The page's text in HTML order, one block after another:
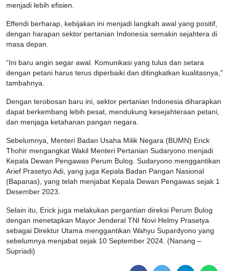
menjadi lebih efisien.
Effendi berharap, kebijakan ini menjadi langkah awal yang positif,
dengan harapan sektor pertanian Indonesia semakin sejahtera di
masa depan.
“Ini baru angin segar awal. Komunikasi yang tulus dan setara
dengan petani harus terus diperbaiki dan ditingkatkan kualitasnya,”
tambahnya.
Dengan terobosan baru ini, sektor pertanian Indonesia diharapkan
dapat berkembang lebih pesat, mendukung kesejahteraan petani,
dan menjaga ketahanan pangan negara.
Sebelumnya, Menteri Badan Usaha Milik Negara (BUMN) Erick
Thohir mengangkat Wakil Menteri Pertanian Sudaryono menjadi
Kepala Dewan Pengawas Perum Bulog. Sudaryono menggantikan
Arief Prasetyo Adi, yang juga Kepala Badan Pangan Nasional
(Bapanas), yang telah menjabat Kepala Dewan Pengawas sejak 1
Desember 2023.
Selain itu, Erick juga melakukan pergantian direksi Perum Bulog
dengan menetapkan Mayor Jenderal TNI Novi Helmy Prasetya
sebagai Direktur Utama menggantikan Wahyu Supardyono yang
sebelumnya menjabat sejak 10 September 2024. (Nanang –
Supriadi)